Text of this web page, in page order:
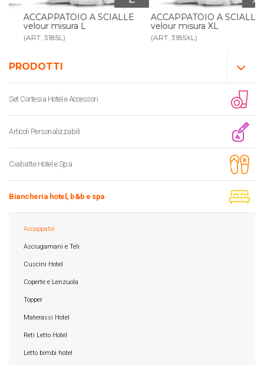
PRODOTTI
Set Cortesia Hotel e Accessori
Articoli Personalizzabili
Ciabatte Hotel e Spa
Biancheria hotel, b&b e spa
Accappatoi
Asciugamani e Teli
Cuscini Hotel
Coperte e Lenzuola
Topper
Materassi Hotel
Reti Letto Hotel
Letto bimbi hotel
ACCAPPATOIO A SCIALLE
velour misura L
(ART. 3185L)
ACCAPPATOIO A SCIALLE
velour misura XL
(ART. 3185XL)